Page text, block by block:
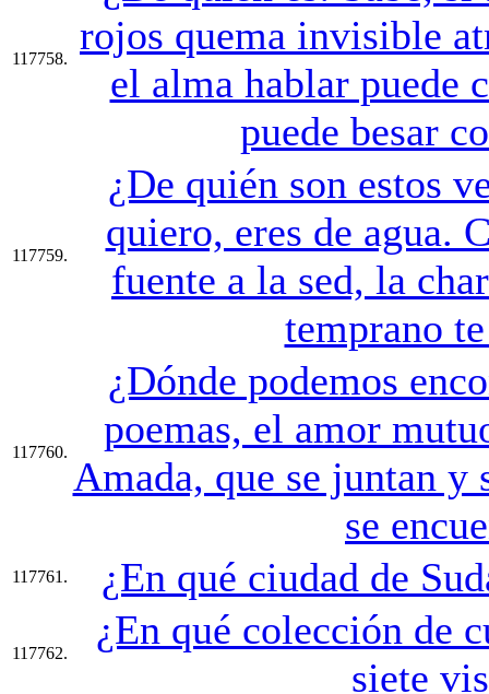
117758.
rojos quema invisible
el alma hablar puede
puede besar
117759.
¿De quién son estos
quiero, eres de agua.
fuente a la sed, la
temprano
117760.
¿Dónde podemos
poemas, el amor
Amada, que se juntan y
se
117761. ¿En qué ciudad de
117762.
¿En qué colección de
siete